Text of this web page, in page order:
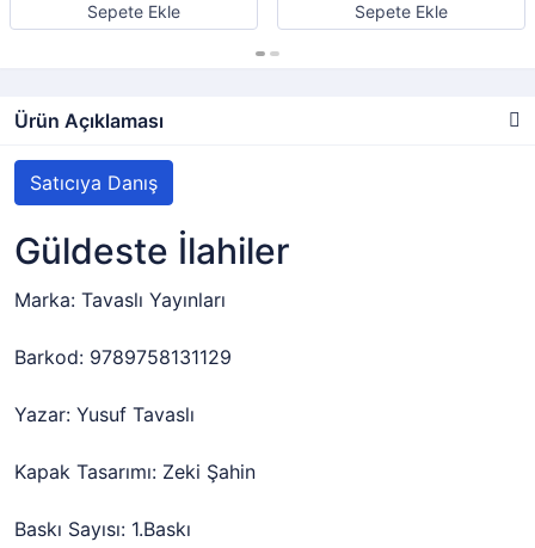
Sepete Ekle Sepete Ekle
Ürün Açıklaması
Satıcıya Danış
Güldeste İlahiler
Marka: Tavaslı Yayınları
Barkod: 9789758131129
Yazar: Yusuf Tavaslı
Kapak Tasarımı: Zeki Şahin
Baskı Sayısı: 1.Baskı